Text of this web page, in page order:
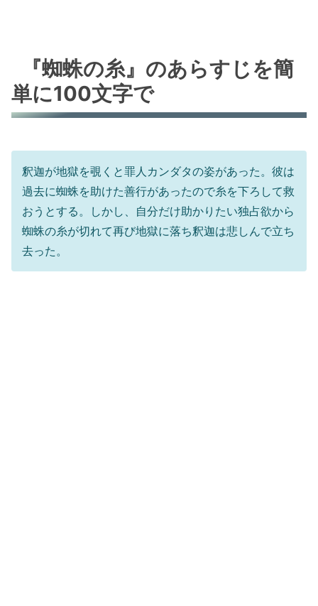
『蜘蛛の糸』のあらすじを簡
単に100文字で
釈迦が地獄を覗くと罪人カンダタの姿があった。彼は
過去に蜘蛛を助けた善行があったので糸を下ろして救
おうとする。しかし、自分だけ助かりたい独占欲から
蜘蛛の糸が切れて再び地獄に落ち釈迦は悲しんで立ち
去った。